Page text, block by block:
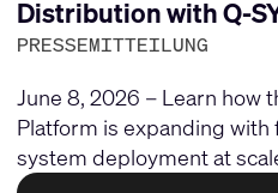
Distribution with Q-
PRESSEMITTEILUNG
June 8, 2026 – Learn how
Platform is expanding
system deployment at